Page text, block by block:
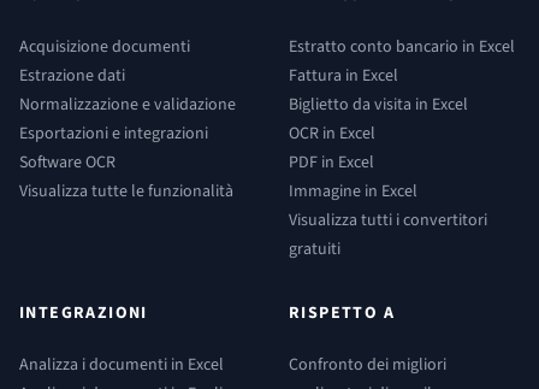
Acquisizione documenti
Estrazione dati
Normalizzazione e validazione
Esportazioni e integrazioni
Software OCR
Visualizza tutte le funzionalità
Estratto conto bancario in Excel
Fattura in Excel
Biglietto da visita in Excel
OCR in Excel
PDF in Excel
Immagine in Excel
Visualizza tutti i convertitori
gratuiti
INTEGRAZIONI
Analizza i documenti in Excel
RISPETTO A
Confronto dei migliori